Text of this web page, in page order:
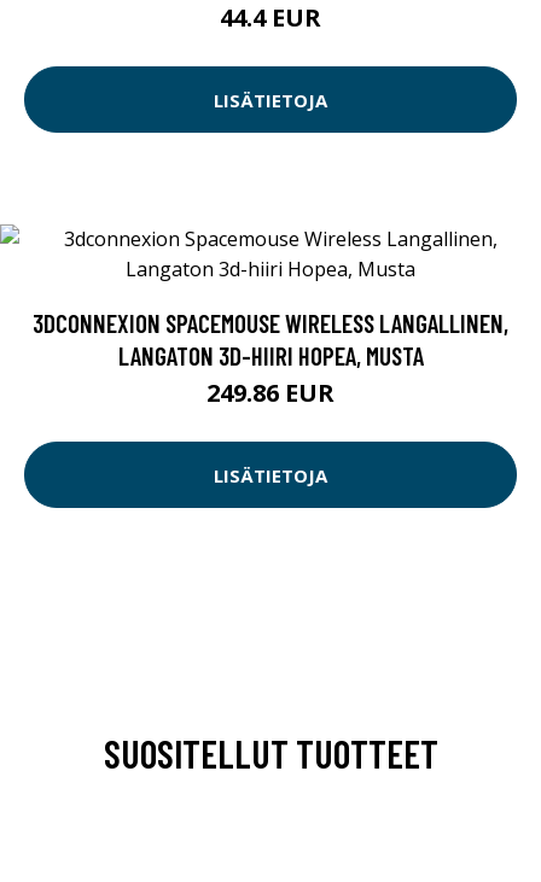
44.4 EUR
LISÄTIETOJA
3DCONNEXION SPACEMOUSE WIRELESS LANGALLINEN,
LANGATON 3D-HIIRI HOPEA, MUSTA
249.86 EUR
LISÄTIETOJA
SUOSITELLUT TUOTTEET